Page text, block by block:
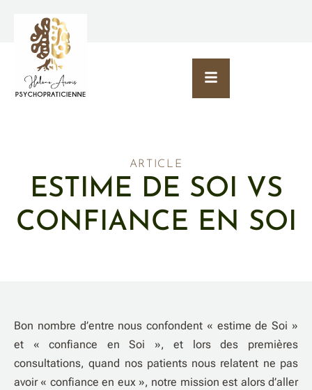
ARTICLE
ESTIME DE SOI VS
CONFIANCE EN SOI
Bon nombre d’entre nous confondent « estime de Soi »
et « confiance en Soi », et lors des premières
consultations, quand nos patients nous relatent ne pas
avoir « confiance en eux », notre mission est alors d’aller